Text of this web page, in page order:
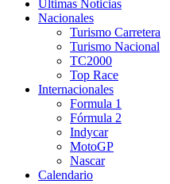
Últimas Noticias
Nacionales
Turismo Carretera
Turismo Nacional
TC2000
Top Race
Internacionales
Formula 1
Fórmula 2
Indycar
MotoGP
Nascar
Calendario